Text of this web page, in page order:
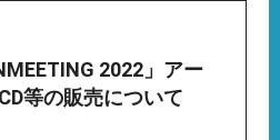
2022」アー
等の販売について